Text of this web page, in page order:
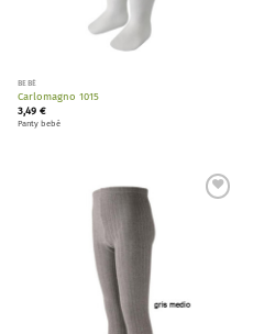
BEBÉ
Carlomagno 1015
3,49 €
Panty bebé